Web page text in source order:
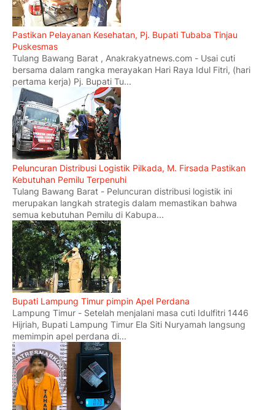
Pastikan Pelayanan Kesehatan, Pj. Bupati Tubaba Tinjau
Puskesmas
Tulang Bawang Barat , Anakrakyatnews.com - Usai cuti
bersama dalam rangka merayakan Hari Raya Idul Fitri, (hari
pertama kerja) Pj. Bupati Tu...
Peluncuran Distribusi Logistik Pilkada, M. Firsada Pastikan
Kebutuhan Pemilu Terpenuhi
Tulang Bawang Barat - Peluncuran distribusi logistik ini
merupakan langkah strategis dalam memastikan bahwa
semua kebutuhan Pemilu di Kabupa...
Bupati Lampung Timur pimpin Apel Perdana
Lampung Timur - Setelah menjalani masa cuti Idulfitri 1446
Hijriah, Bupati Lampung Timur Ela Siti Nuryamah langsung
memimpin apel perdana di...